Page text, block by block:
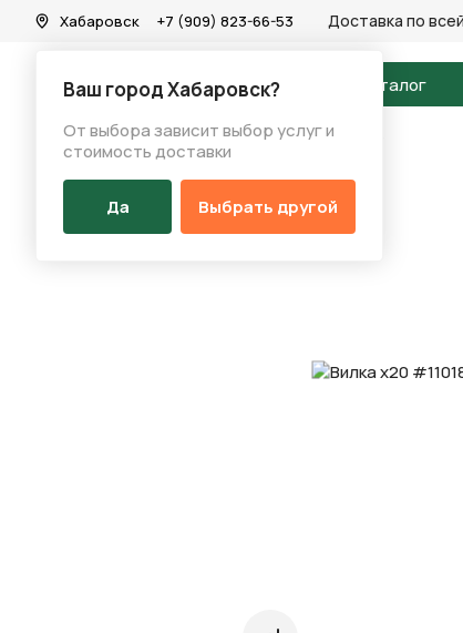
Хабаровск
Ваш город Хабаровск?
От выбора зависит выбор услуг и
стоимость доставки
Да Выбрать другой
+7 (909) 823-66-53 Доставка по
На главную Каталог
Каталог/Запчасти/Вилка/Вилка х20 #110182